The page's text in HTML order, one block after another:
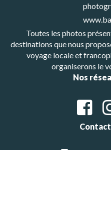
Toutes les photos
destinations que nous
voyage locale et
organiserons le
Nos
Whatsapp: